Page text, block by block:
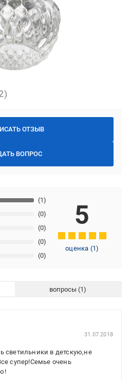
ОТЗЫВ
ВОПРОС
(0)
(0)
(0)
(0)
(1)
5
оценка (1)
вопросы
31.07.2018
светильники в детскую,не
супер!Семье очень